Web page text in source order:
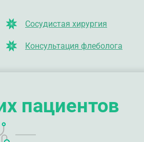
Сосудистая хирургия
Консультация флеболога
пациентов